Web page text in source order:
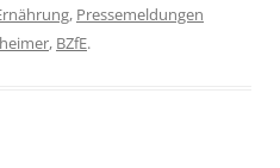
, Pressemeldungen
, BZfE.